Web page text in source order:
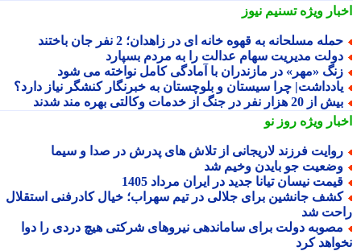
ویژهتسنیم نیوز
مسلحانه به قهوه خانه ای در زاهدان؛ 2 نفر جان باختند
مدیریت سهام عدالت را به مردم بسپارد
«مهر» در مازندران با آمادگی کامل نواخته می شود
چرا سیستان و بلوچستان به خبرنگار کنشگر نیاز دارد؟
20 هزار نفر در جنگ از خدمات وکالتی بهره مند شدند
ویژهروز نو
فرزند لاریجانی از تلاش های پدرش در صدا و سیما
جو بایدن وخیم شد
نیسان تیانا جدید در ایران مرداد 1405
جانشین برای جلالی در تیم سهراب؛ خیال کادرفنی استقلال
شد
دولت برای ساماندهی نیروهای شرکتی هیچ دردی را دوا
کرد